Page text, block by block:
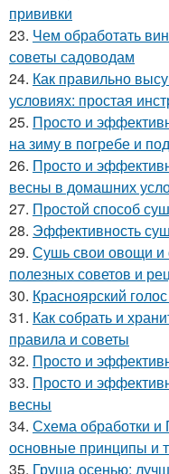
прививки
23. Чем обработать
советы садоводам
24. Как правильно
условиях: простая
25. Просто и
на зиму в погребе и
26. Просто и
весны в домашних
27. Простой способ
28. Эффективность
29. Сушь свои овощи и
полезных советов и
30. Красноярский
31. Как собрать и
правила и советы
32. Просто и
33. Просто и
весны
34. Схема обработки
основные принципы и
35. Груша осенью: